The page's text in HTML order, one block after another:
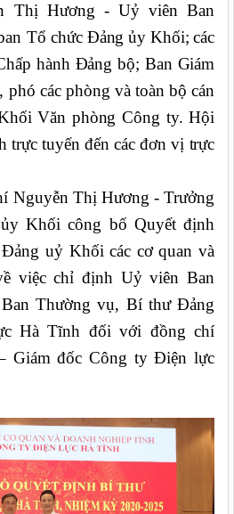
Thị Hương -Uỷ viênBan
Tổ chứcĐảng ủy Khối;các
hành Đảng bộ; Ban Giám
các phòng và toàn bộ cán
Văn phòng Công ty. Hội
trực tuyến đến các đơn vị trực
Nguyễn Thị Hương - Trưởng
Khối công bố Quyết định
uỷ Khối các cơ quan và
việc chỉ định Uỷ viên Ban
Thường vụ, Bí thư Đảng
Hà Tĩnh đối với đồng chí
Giám đốc Công ty Điện lực